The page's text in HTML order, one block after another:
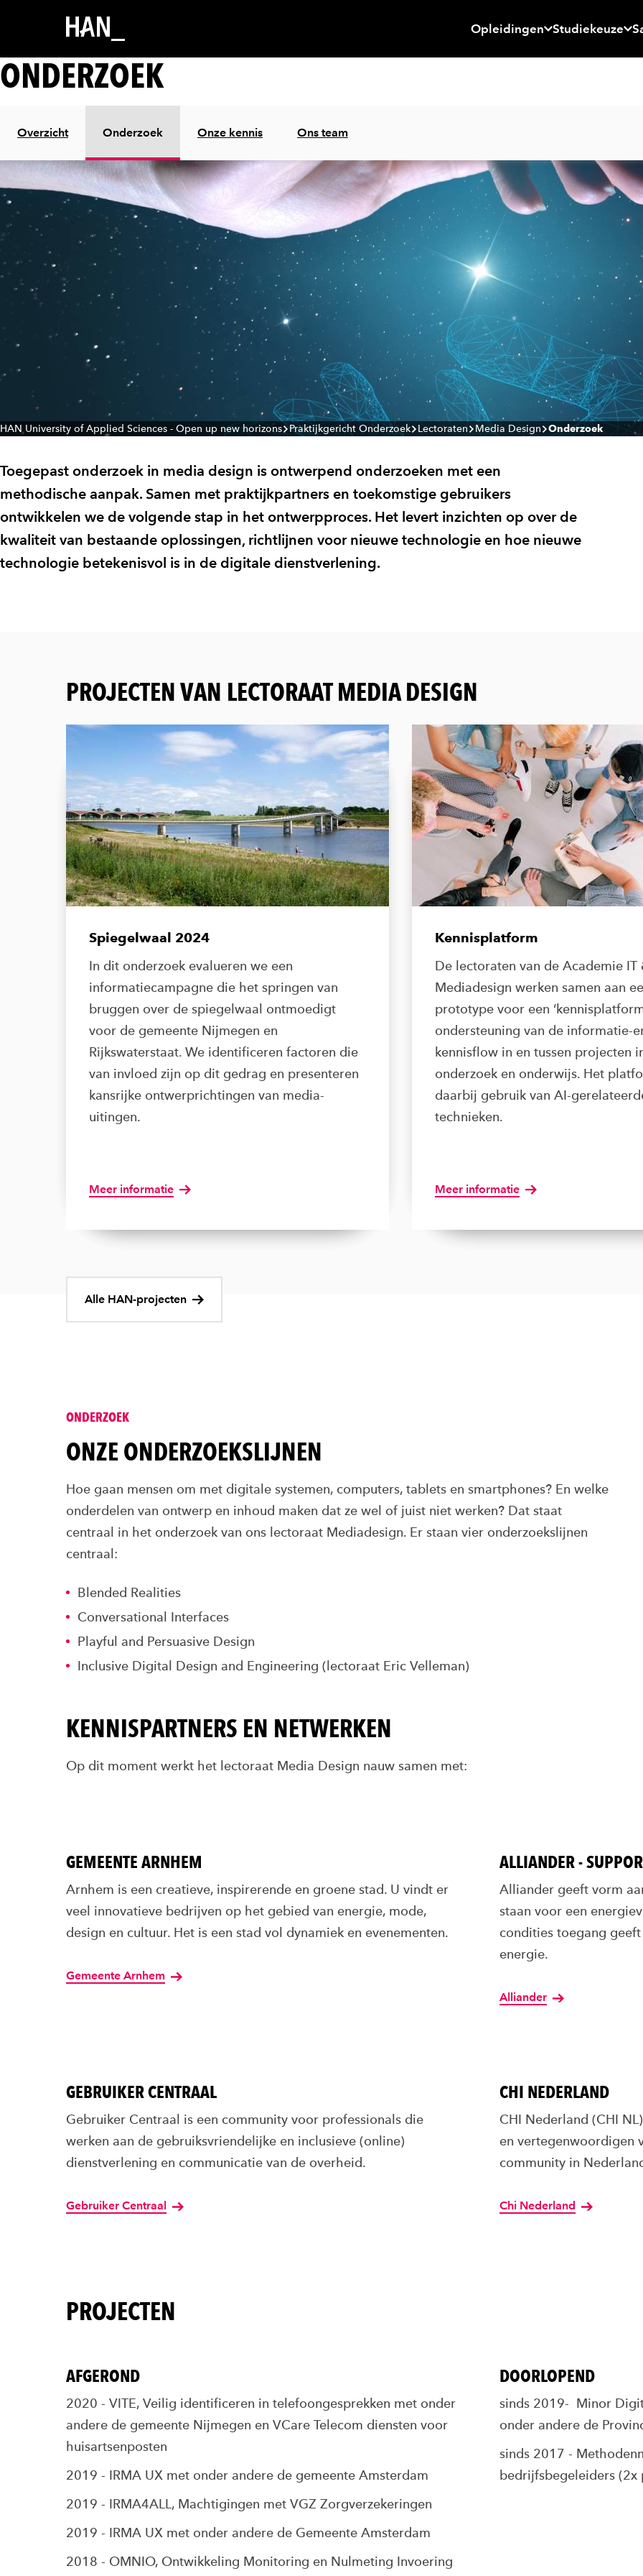
Opleidingen Studiekeuze
ONDERZOEK
Overzicht Onderzoek Onze kennis Ons team
HAN University of Applied Sciences - Open up new horizons Praktijkgericht Onderzoek Lectoraten Media Design Onderzoek
Toegepast onderzoek in media design is ontwerpend onderzoeken met een
methodische aanpak. Samen met praktijkpartners en toekomstige gebruikers
ontwikkelen we de volgende stap in het ontwerpproces. Het levert inzichten op over de
kwaliteit van bestaande oplossingen, richtlijnen voor nieuwe technologie en hoe nieuwe
technologie betekenisvol is in de digitale dienstverlening.
PROJECTEN VAN LECTORAAT MEDIA DESIGN
Spiegelwaal 2024
In dit onderzoek evalueren we een
informatiecampagne die het springen van
bruggen over de spiegelwaal ontmoedigt
voor de gemeente Nijmegen en
Rijkswaterstaat. We identificeren factoren die
van invloed zijn op dit gedrag en presenteren
kansrijke ontwerprichtingen van media-
uitingen.
Meer informatie
Kennisplatform
De lectoraten van de Academie IT
Mediadesign werken samen aan
prototype voor een
ondersteuning van de informatie-
kennisflow in en tussen projecten
onderzoek en onderwijs. Het
daarbij gebruik van AI-
technieken.
Meer informatie
Alle HAN-projecten
ONDERZOEK
ONZE ONDERZOEKSLIJNEN
Hoe gaan mensen om met digitale systemen, computers, tablets en smartphones? En welke
onderdelen van ontwerp en inhoud maken dat ze wel of juist niet werken? Dat staat
centraal in het onderzoek van ons lectoraat Mediadesign. Er staan vier onderzoekslijnen
centraal:
Blended Realities
Conversational Interfaces
Playful and Persuasive Design
Inclusive Digital Design and Engineering (lectoraat Eric Velleman)
KENNISPARTNERS EN NETWERKEN
Op dit moment werkt het lectoraat Media Design nauw samen met:
GEMEENTE ARNHEM
Arnhem is een creatieve, inspirerende en groene stad. U vindt er
veel innovatieve bedrijven op het gebied van energie, mode,
design en cultuur. Het is een stad vol dynamiek en evenementen.
Gemeente Arnhem
ALLIANDER -
Alliander geeft vorm
staan voor een
condities toegang
energie.
Alliander
GEBRUIKER CENTRAAL
Gebruiker Centraal is een community voor professionals die
werken aan de gebruiksvriendelijke en inclusieve (online)
dienstverlening en communicatie van de overheid.
Gebruiker Centraal
CHI NEDERLAND
CHI Nederland (CHI
en vertegenwoordigen
community in
Chi Nederland
PROJECTEN
AFGEROND
2020 - VITE, Veilig identificeren in telefoongesprekken met onder
andere de gemeente Nijmegen en VCare Telecom diensten voor
huisartsenposten
2019 - IRMA UX met onder andere de gemeente Amsterdam
2019 - IRMA4ALL, Machtigingen met VGZ Zorgverzekeringen
2019 - IRMA UX met onder andere de Gemeente Amsterdam
2018 - OMNIO, Ontwikkeling Monitoring en Nulmeting Invoering
DOORLOPEND
sinds 2019- Minor
onder andere de
sinds 2017 -
bedrijfsbegeleiders (2x